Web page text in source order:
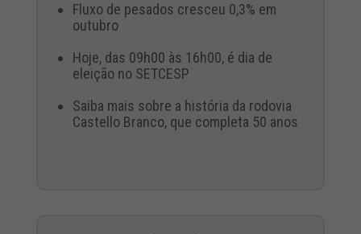
Fluxo de pesados cresceu 0,3% em
outubro
Hoje, das 09h00 às 16h00, é dia de
eleição no SETCESP
Saiba mais sobre a história da rodovia
Castello Branco, que completa 50 anos